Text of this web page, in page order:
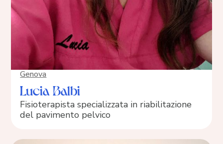
Genova
Lucia Balbi
Fisioterapista specializzata in riabilitazione
del pavimento pelvico